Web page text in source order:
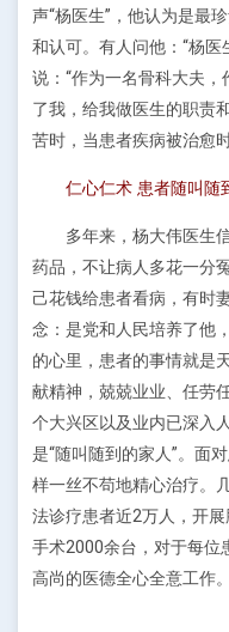
声“杨医生”，他认为是最
和认可。有人问他：“杨
说：“作为一名骨科大夫
了我，给我做医生的职责
苦时，当患者疾病被治愈
仁心仁术 患者随叫随
多年来，杨大伟医生
药品，不让病人多花一分
己花钱给患者看病，有时
念：是党和人民培养了他
的心里，患者的事情就是
献精神，兢兢业业、任劳
个大兴区以及业内已深入
是“随叫随到的家人”。面
样一丝不苟地精心治疗。
法诊疗患者近2万人，开
手术2000余台，对于每位
高尚的医德全心全意工作。